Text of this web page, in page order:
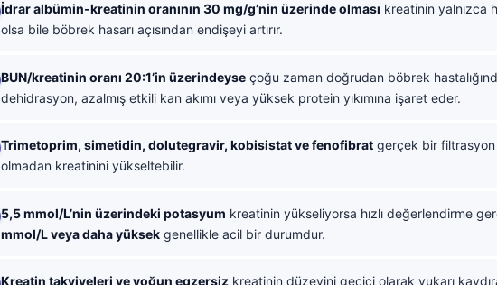
İdrar albümin-kreatinin oranının 30 mg/g’nin üzerinde olması kreatinin yalnızca
olsa bile böbrek hasarı açısından endişeyi artırır.
BUN/kreatinin oranı 20:1’in üzerindeyse çoğu zaman doğrudan böbrek
dehidrasyon, azalmış etkili kan akımı veya yüksek protein yıkımına işaret eder.
Trimetoprim, simetidin, dolutegravir, kobisistat ve fenofibrat gerçek bir filtrasyon
olmadan kreatinini yükseltebilir.
5,5 mmol/L’nin üzerindeki potasyum kreatinin yükseliyorsa hızlı değerlendirme
mmol/L veya daha yüksek genellikle acil bir durumdur.
Kreatin takviyeleri ve yoğun egzersiz kreatinin düzeyini geçici olarak yukarı